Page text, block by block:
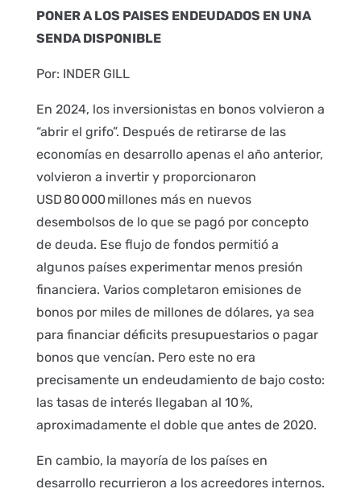
PONER A LOS PAISES ENDEUDADOS EN UNA
SENDA DISPONIBLE
Por: INDER GILL
En 2024, los inversionistas en bonos volvieron a
“abrir el grifo”. Después de retirarse de las
economías en desarrollo apenas el año anterior,
volvieron a invertir y proporcionaron
USD 80 000 millones más en nuevos
desembolsos de lo que se pagó por concepto
de deuda. Ese flujo de fondos permitió a
algunos países experimentar menos presión
financiera. Varios completaron emisiones de
bonos por miles de millones de dólares, ya sea
para financiar déficits presupuestarios o pagar
bonos que vencían. Pero este no era
precisamente un endeudamiento de bajo costo:
las tasas de interés llegaban al 10 %,
aproximadamente el doble que antes de 2020.
En cambio, la mayoría de los países en
desarrollo recurrieron a los acreedores internos.